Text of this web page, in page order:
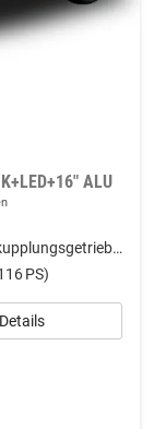
ALU
Doppelkupplungsgetriebe (DSG)
PS)
Details